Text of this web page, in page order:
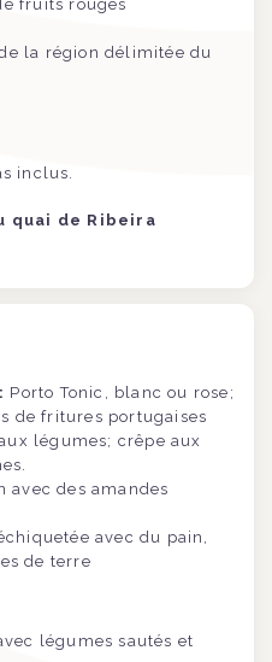
fruits rouges
la région délimitée du
inclus.
quai de Ribeira
Porto Tonic, blanc ou rose;
de fritures portugaises
légumes; crêpe aux
avec des amandes
avec du pain,
de terre
légumes sautés et